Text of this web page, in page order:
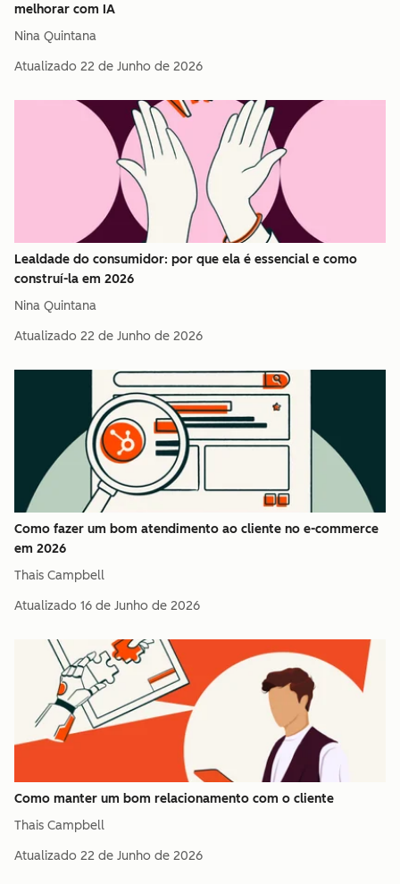
melhorar com IA
Nina Quintana
Atualizado 22 de Junho de 2026
Lealdade do consumidor: por que ela é essencial e como
construí-la em 2026
Nina Quintana
Atualizado 22 de Junho de 2026
Como fazer um bom atendimento ao cliente no e-commerce
em 2026
Thais Campbell
Atualizado 16 de Junho de 2026
Como manter um bom relacionamento com o cliente
Thais Campbell
Atualizado 22 de Junho de 2026